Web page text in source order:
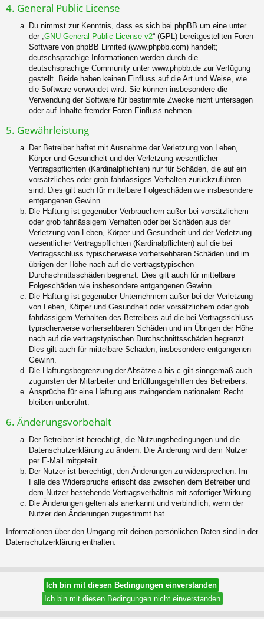
4. General Public License
Du nimmst zur Kenntnis, dass es sich bei phpBB um eine unter
der „GNU General Public License v2“ (GPL) bereitgestellten Foren-
Software von phpBB Limited (www.phpbb.com) handelt;
deutschsprachige Informationen werden durch die
deutschsprachige Community unter www.phpbb.de zur Verfügung
gestellt. Beide haben keinen Einfluss auf die Art und Weise, wie
die Software verwendet wird. Sie können insbesondere die
Verwendung der Software für bestimmte Zwecke nicht untersagen
oder auf Inhalte fremder Foren Einfluss nehmen.
5. Gewährleistung
Der Betreiber haftet mit Ausnahme der Verletzung von Leben,
Körper und Gesundheit und der Verletzung wesentlicher
Vertragspflichten (Kardinalpflichten) nur für Schäden, die auf ein
vorsätzliches oder grob fahrlässiges Verhalten zurückzuführen
sind. Dies gilt auch für mittelbare Folgeschäden wie insbesondere
entgangenen Gewinn.
Die Haftung ist gegenüber Verbrauchern außer bei vorsätzlichem
oder grob fahrlässigem Verhalten oder bei Schäden aus der
Verletzung von Leben, Körper und Gesundheit und der Verletzung
wesentlicher Vertragspflichten (Kardinalpflichten) auf die bei
Vertragsschluss typischerweise vorhersehbaren Schäden und im
übrigen der Höhe nach auf die vertragstypischen
Durchschnittsschäden begrenzt. Dies gilt auch für mittelbare
Folgeschäden wie insbesondere entgangenen Gewinn.
Die Haftung ist gegenüber Unternehmern außer bei der Verletzung
von Leben, Körper und Gesundheit oder vorsätzlichem oder grob
fahrlässigem Verhalten des Betreibers auf die bei Vertragsschluss
typischerweise vorhersehbaren Schäden und im Übrigen der Höhe
nach auf die vertragstypischen Durchschnittsschäden begrenzt.
Dies gilt auch für mittelbare Schäden, insbesondere entgangenen
Gewinn.
Die Haftungsbegrenzung der Absätze a bis c gilt sinngemäß auch
zugunsten der Mitarbeiter und Erfüllungsgehilfen des Betreibers.
Ansprüche für eine Haftung aus zwingendem nationalem Recht
bleiben unberührt.
6. Änderungsvorbehalt
Der Betreiber ist berechtigt, die Nutzungsbedingungen und die
Datenschutzerklärung zu ändern. Die Änderung wird dem Nutzer
per E-Mail mitgeteilt.
Der Nutzer ist berechtigt, den Änderungen zu widersprechen. Im
Falle des Widerspruchs erlischt das zwischen dem Betreiber und
dem Nutzer bestehende Vertragsverhältnis mit sofortiger Wirkung.
Die Änderungen gelten als anerkannt und verbindlich, wenn der
Nutzer den Änderungen zugestimmt hat.
Informationen über den Umgang mit deinen persönlichen Daten sind in der
Datenschutzerklärung enthalten.